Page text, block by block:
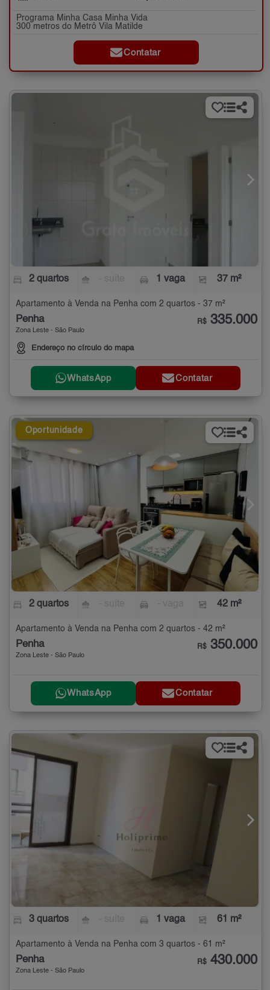
Programa Minha Casa Minha Vida
300 metros do Metrô Vila Matilde
Contatar
2 quartos 1 vaga 37 m²
Apartamento à Venda na Penha com 2 quartos - 37 m²
Penha
Zona Leste - São Paulo
Endereço no círculo do mapa
R$ 335.000
WhatsApp Contatar
Oportunidade
2 quartos 42 m²
Apartamento à Venda na Penha com 2 quartos - 42 m²
Penha
Zona Leste - São Paulo
R$ 350.000
WhatsApp Contatar
3 quartos 1 vaga 61 m²
Apartamento à Venda na Penha com 3 quartos - 61 m²
Penha
Zona Leste - São Paulo
R$ 430.000